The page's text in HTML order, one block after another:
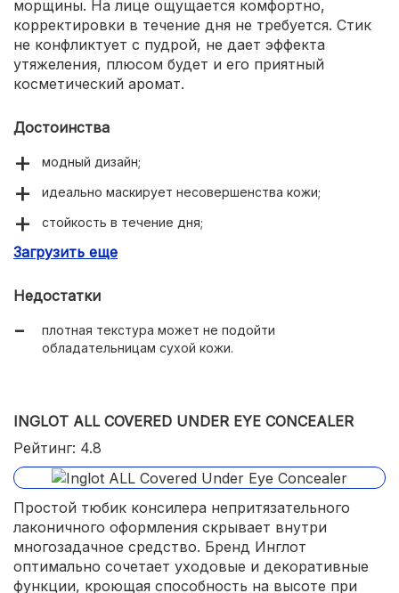
морщины. На лице ощущается комфортно,
корректировки в течение дня не требуется. Стик
не конфликтует с пудрой, не дает эффекта
утяжеления, плюсом будет и его приятный
косметический аромат.
Достоинства
модный дизайн;
идеально маскирует несовершенства кожи;
стойкость в течение дня;⁠
приятный аромат;
Загрузить еще
Недостатки
плотная текстура может не подойти
обладательницам сухой кожи.
INGLOT ALL COVERED UNDER EYE CONCEALER
Рейтинг: 4.8
Простой тюбик консилера непритязательного
лаконичного оформления скрывает внутри
многозадачное средство. Бренд Инглот
оптимально сочетает уходовые и декоративные
функции, кроющая способность на высоте при